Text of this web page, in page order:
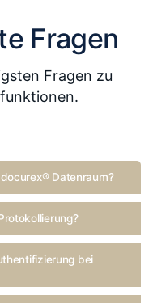
Fragen
Fragen zu
Datenraum?
bei